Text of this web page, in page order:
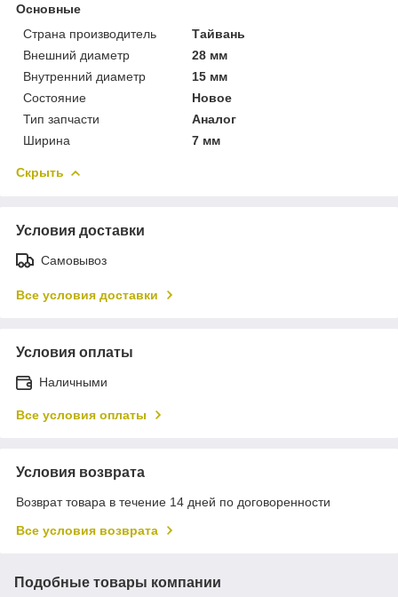
Основные
Страна производитель
Тайвань
Внешний диаметр
28 мм
Внутренний диаметр
15 мм
Состояние
Новое
Тип запчасти
Аналог
Ширина
7 мм
Скрыть
Условия доставки
Самовывоз
Все условия доставки
Условия оплаты
Наличными
Все условия оплаты
Условия возврата
Возврат товара в течение 14 дней по договоренности
Все условия возврата
Подобные товары компании